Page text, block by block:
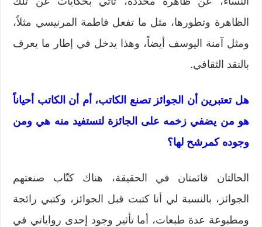
الظاهرة وتطورها، مثل ما تفعل فاطمة المرنيسي مثلاً،
ومثل آمنة اليوسف أيضاً، وهذا يدخل في إطار ما يعرف
بالنقد الثقافي.
هل تعتبرين أن الجوائز تصنع الكاتب، أم أن الكاتب أحياناً
هو من يضفي زخمه على الجائزة لتستفيد منه هي ومن
وجوده كمرشح لها؟
الحالتان قائمتان في الحقيقة، هناك كتّاب صنعتهم
الجوائز، بالنسبة لي أنا كتبت قبل الجوائز، وكتبي رائجة
ومطبوعة عدة طبعات، أما تأثير وجود إحدى رواياتي في